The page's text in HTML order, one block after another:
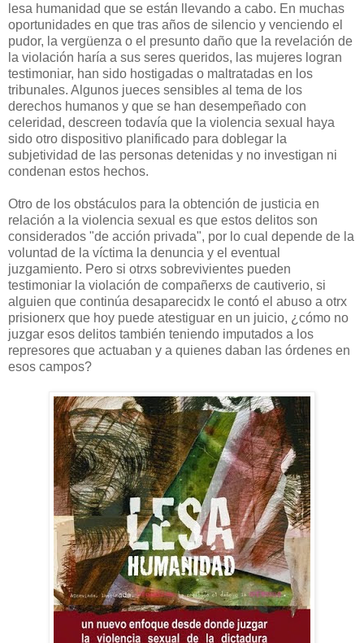
lesa humanidad que se están llevando a cabo. En muchas
oportunidades en que tras años de silencio y venciendo el
pudor, la vergüenza o el presunto daño que la revelación de
la violación haría a sus seres queridos, las mujeres logran
testimoniar, han sido hostigadas o maltratadas en los
tribunales. Algunos jueces sensibles al tema de los
derechos humanos y que se han desempeñado con
celeridad, descreen todavía que la violencia sexual haya
sido otro dispositivo planificado para doblegar la
subjetividad de las personas detenidas y no investigan ni
condenan estos hechos.
Otro de los obstáculos para la obtención de justicia en
relación a la violencia sexual es que estos delitos son
considerados "de acción privada", por lo cual depende de la
voluntad de la víctima la denuncia y el eventual
juzgamiento. Pero si otrxs sobrevivientes pueden
testimoniar la violación de compañerxs de cautiverio, si
alguien que continúa desaparecidx le contó el abuso a otrx
prisionerx que hoy puede atestiguar en un juicio, ¿cómo no
juzgar esos delitos también teniendo imputados a los
represores que actuaban y a quienes daban las órdenes en
esos campos?